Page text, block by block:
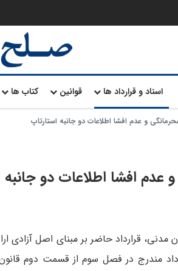
اسناد و قرارداد ها قوانین کتاب ها
و عدم افشا اطلاعات دو جانبه استارتاپ
عدم افشا اطلاعات دو جانبه
به مواد 10، 190 و 219 قانون مدنی، قرارداد حاضر بر
مندرج در فصل سوم از قسمت دوم